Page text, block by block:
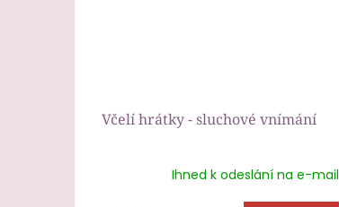
Včelí hrátky - sluchové vnímání
Ihned k odeslání na e-mail